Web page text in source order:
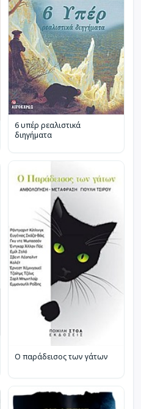
6 υπέρ ρεαλιστικά
διηγήματα
Ο παράδεισος των γάτων